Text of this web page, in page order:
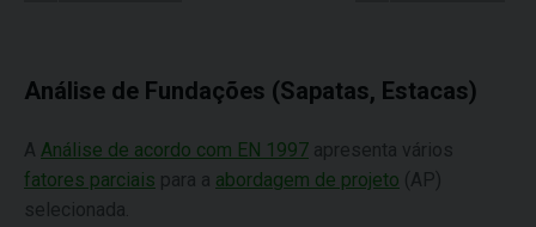
Análise de Fundações (Sapatas, Estacas)
A Análise de acordo com EN 1997 apresenta vários
fatores parciais para a abordagem de projeto (AP)
selecionada.